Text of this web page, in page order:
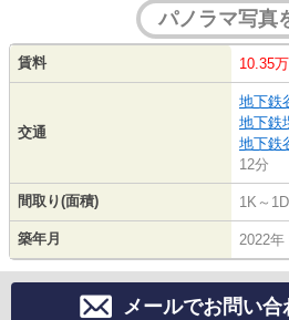
パノラマ写真
賃料 10.35
交通
地下鉄
地下鉄
地下鉄
12分
間取り(面積) 1K～
築年月 2022年
メールでお問い合